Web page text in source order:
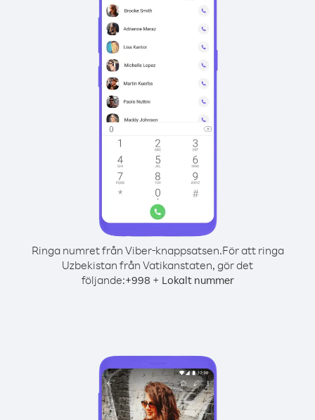
Ringa numret från Viber-knappsatsen.För att ringa
Uzbekistan från Vatikanstaten, gör det
följande:+998 + Lokalt nummer